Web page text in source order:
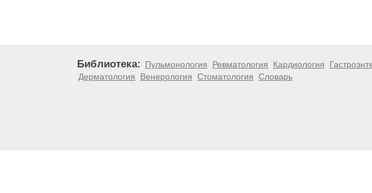
Библиотека: Пульмонология Ревматология Кардиология
Дерматология
Венерология Стоматология Словарь